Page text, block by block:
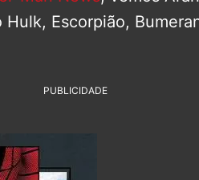
Escorpião,
PUBLICIDADE